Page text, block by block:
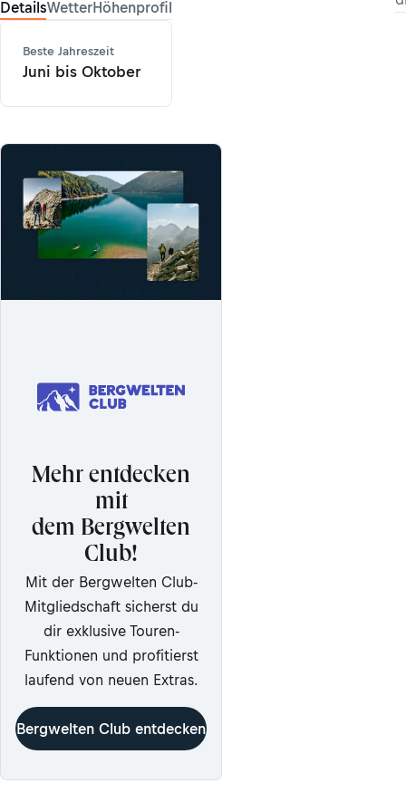
DetailsWetterHöhenprofil
Beste Jahreszeit
Juni bis Oktober
Mehr entdecken
mit
dem Bergwelten
Club!
Mit der Bergwelten Club-
Mitgliedschaft sicherst du
dir exklusive Touren-
Funktionen und profitierst
laufend von neuen Extras.
Bergwelten Club entdecken